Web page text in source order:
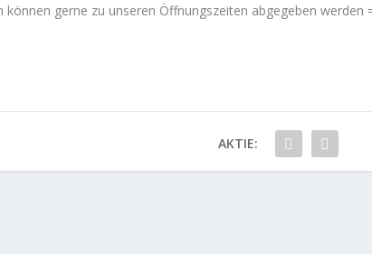
können gerne zu unseren Öffnungszeiten abgegeben werden
AKTIE: